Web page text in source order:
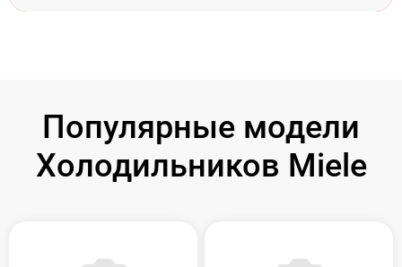
Популярные модели
Холодильников Miele